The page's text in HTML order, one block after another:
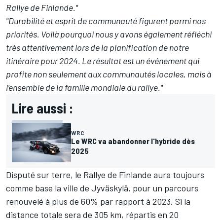
Rallye de Finlande."
"Durabilité et esprit de communauté figurent parmi nos
priorités. Voilà pourquoi nous y avons également réfléchi
très attentivement lors de la planification de notre
itinéraire pour 2024. Le résultat est un événement qui
profite non seulement aux communautés locales, mais à
l’ensemble de la famille mondiale du rallye."
Lire aussi :
WRC
Le WRC va abandonner l'hybride dès
2025
Disputé sur terre, le Rallye de Finlande aura toujours
comme base la ville de Jyväskylä, pour un parcours
renouvelé à plus de 60% par rapport à 2023. Si la
distance totale sera de 305 km, répartis en 20